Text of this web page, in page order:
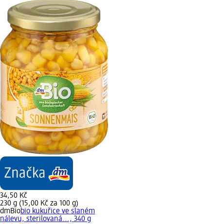
34,50 Kč
230 g (15,00 Kč za 100 g)
dmBiobio kukuřice ve slaném
nálevu, sterilovaná..., 340 g